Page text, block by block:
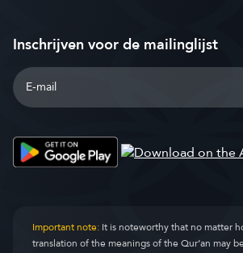
Inschrijven voor de mailinglijst
Important note:It is noteworthy that no matter
translation of the meanings of the Qur’an may